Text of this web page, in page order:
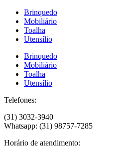
Brinquedo
Mobiliário
Toalha
Utensílio
Brinquedo
Mobiliário
Toalha
Utensílio
Telefones:
(31) 3032-3940
Whatsapp: (31) 98757-7285
Horário de atendimento: